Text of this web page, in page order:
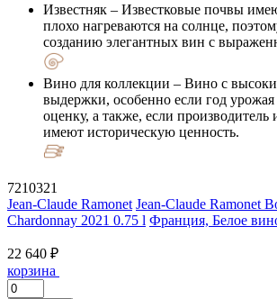
Известняк – Известковые почвы
плохо нагреваются на солнце,
созданию элегантных вин с
Вино для коллекции – Вино с
выдержки, особенно если год
оценку, а также, если
имеют историческую ценность.
7210321
Jean-Claude Ramonet Jean-Claude Ramonet
Chardonnay 2021 0.75 l Франция, Белое
22 640 ₽
корзина